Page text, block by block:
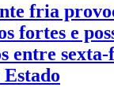
fria
fortes e
entre
Estado